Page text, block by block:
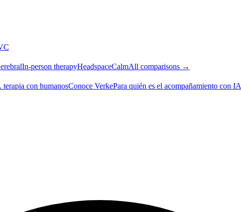
In-person therapyHeadspaceCalmAll comparisons →
terapia con humanosConoce VerkePara quién es el acompañamiento con IA